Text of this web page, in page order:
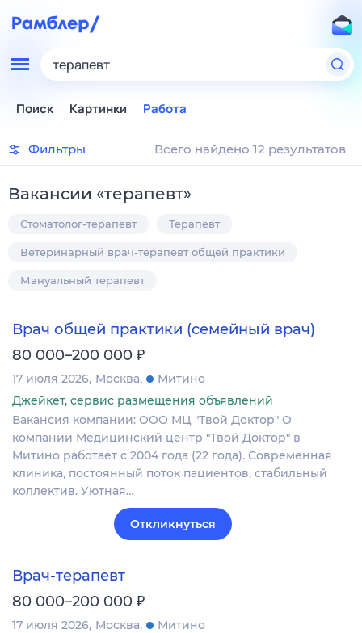
терапевт
Поиск Картинки Работа
Фильтры Всего найдено 12 результатов
Вакансии «терапевт»
Стоматолог-терапевт Терапевт
Ветеринарный врач-терапевт общей практики
Мануальный терапевт
Врач общей практики (семейный врач)
80 000–200 000 ₽
17 июля 2026 Москва
Митино
Джейкет, сервис размещения объявлений
Вакансия компании: ООО МЦ "Твой Доктор" О
компании Медицинский центр "Твой Доктор" в
Митино работает с 2004 года (22 года). Современная
клиника, постоянный поток пациентов, стабильный
коллектив. Уютная…
Откликнуться
Врач-терапевт
80 000–200 000 ₽
17 июля 2026 Москва
Митино